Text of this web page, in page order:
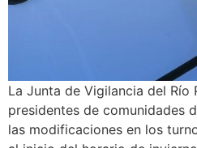
La Junta de Vigilancia del Río
presidentes de comunidades
las modificaciones en los